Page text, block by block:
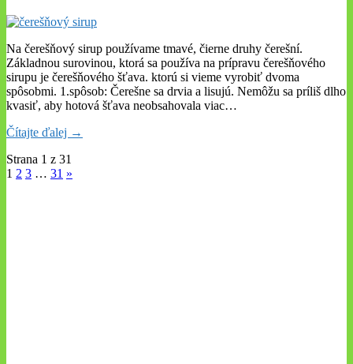
Na čerešňový sirup používame tmavé, čierne druhy čerešní.
Základnou surovinou, ktorá sa používa na prípravu čerešňového
sirupu je čerešňového šťava. ktorú si vieme vyrobiť dvoma
spôsobmi. 1.spôsob: Čerešne sa drvia a lisujú. Nemôžu sa príliš dlho
kvasiť, aby hotová šťava neobsahovala viac…
Čítajte ďalej →
Strana 1 z 31
1 2 3 … 31 »